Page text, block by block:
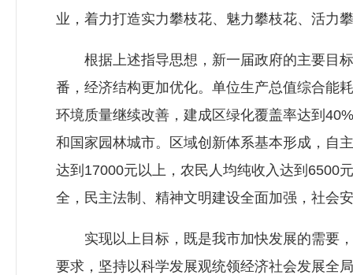
业，着力打造实力攀枝花、魅力攀枝花、活力
根据上述指导思想，新一届政府的主要目标
番，经济结构更加优化。单位生产总值综合能
环境质量继续改善，建成区绿化覆盖率达到
和国家园林城市。区域创新体系基本形成，自
达到17000元以上，农民人均纯收入达到6500
全，民主法制、精神文明建设全面加强，社会
实现以上目标，既是我市加快发展的需要，
要求，坚持以科学发展观统领经济社会发展全